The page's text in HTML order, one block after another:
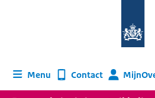
homepage
Menu Contact